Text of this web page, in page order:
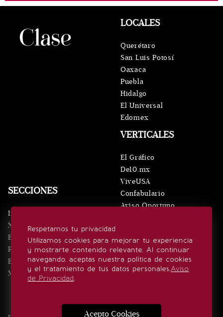
Respetamos tu privacidad
Utilizamos cookies para mejorar tu experiencia
y mostrarte contenido relevante. Al continuar
navegando, aceptas nuestra política de cookies
y el tratamiento de tus datos personales.Aviso
de Privacidad.
Acepto Cookies
SECCIONES
Inicio
Noticias
Eventos
Realeza
Estilo de vida
Minuto x Minuto
VERTICALES
El Gráfico
De10.mx
ViveUSA
Confabulario
Aviso Oportuno
LOCALES
Querétaro
San Luis Potosí
Oaxaca
Puebla
Hidalgo
El Universal
Edomex
SÍGUENOS